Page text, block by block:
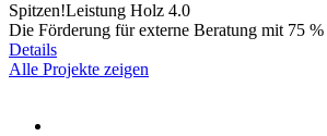
Spitzen!Leistung Holz 4.0
Die Förderung für externe Beratung mit 75 %
Details
Alle Projekte zeigen